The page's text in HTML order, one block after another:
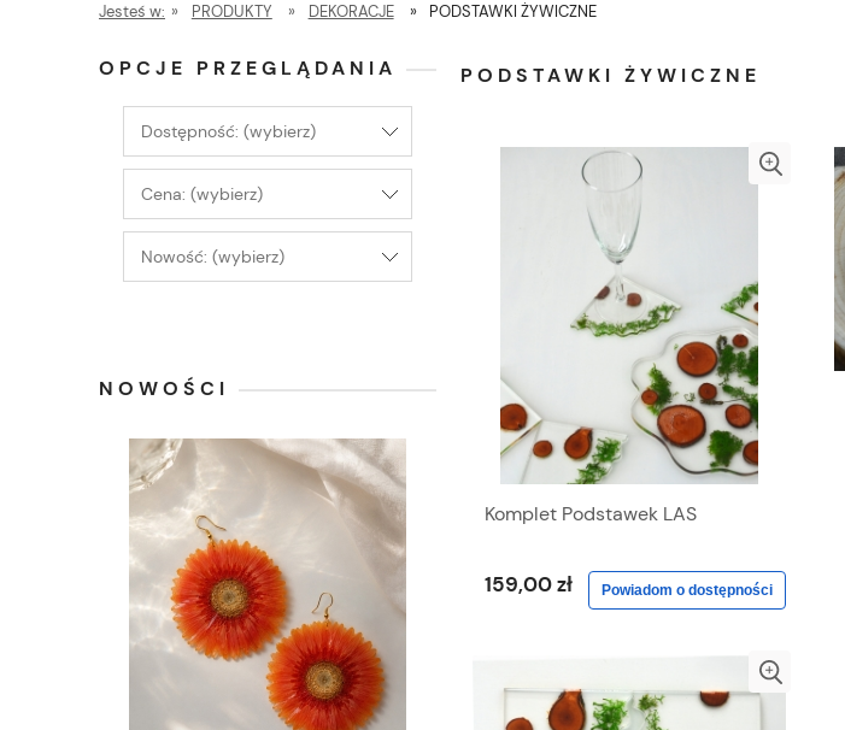
Jesteś w: » PRODUKTY » DEKORACJE » PODSTAWKI ŻYWICZNE
OPCJE PRZEGLĄDANIA
Dostępność: (wybierz)
Cena: (wybierz)
Nowość: (wybierz)
NOWOŚCI
PODSTAWKI ŻYWICZNE
Komplet Podstawek LAS
159,00 zł Powiadom o dostępności